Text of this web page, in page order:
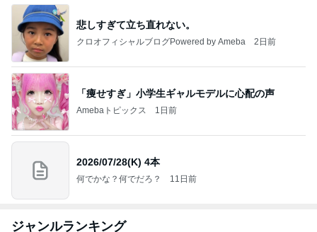
悲しすぎて立ち直れない。
クロオフィシャルブログPowered by Ameba 2日前
「痩せすぎ」小学生ギャルモデルに心配の声
Amebaトピックス 1日前
2026/07/28(K) 4本
何でかな？何でだろ？ 11日前
ジャンルランキング